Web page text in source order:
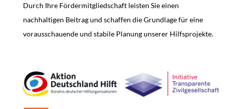
Durch Ihre Fördermitgliedschaft leisten Sie einen
nachhaltigen Beitrag und schaffen die Grundlage für eine
vorausschauende und stabile Planung unserer Hilfsprojekte.